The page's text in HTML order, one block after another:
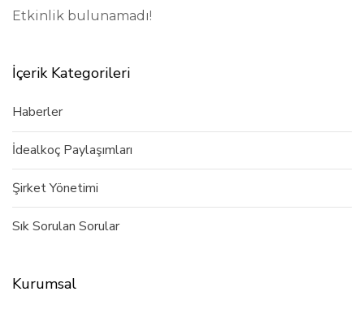
Etkinlik bulunamadı!
İçerik Kategorileri
Haberler
İdealkoç Paylaşımları
Şirket Yönetimi
Sık Sorulan Sorular
Kurumsal